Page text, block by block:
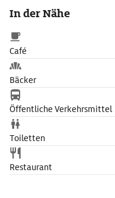
In der Nähe
Café
Bäcker
Öffentliche Verkehrsmittel
Toiletten
Restaurant